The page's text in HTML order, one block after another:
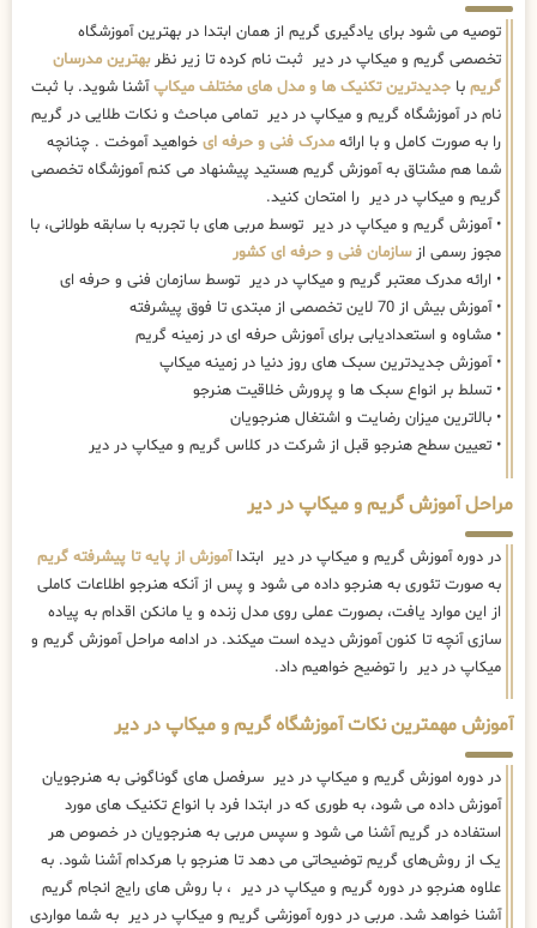
توصیه می شود برای یادگیری گریم از همان ابتدا در بهترین آموزشگاه
تخصصی گریم و میکاپ در دیر ثبت نام کرده تا زیر نظربهترین مدرسان
گریم با جدیدترین تکنیک ها و مدل های مختلف میکاپآشنا شوید. با ثبت
نام در آموزشگاه گریم و میکاپ در دیر تمامی مباحث و نکات طلایی در گریم
را به صورت کامل و با ارائه مدرک فنی و حرفه ای خواهید آموخت . چنانچه
شما هم مشتاق به آموزش گریم هستید پیشنهاد می کنم آموزشگاه تخصصی
گریم و میکاپ در دیر را امتحان کنید.
• آموزش گریم و میکاپ در دیر توسط مربی های با تجربه با سابقه طولانی، با
مجوز رسمی ازسازمان فنی و حرفه ای کشور
• ارائه مدرک معتبر گریم و میکاپ در دیر توسط سازمان فنی و حرفه ای
• آموزش بیش از 70 لاین تخصصی از مبتدی تا فوق پیشرفته
• مشاوه و استعدادیابی برای آموزش حرفه ای در زمینه گریم
• آموزش جدیدترین سبک های روز دنیا در زمینه میکاپ
• تسلط بر انواع سبک ها و پرورش خلاقیت هنرجو
• بالاترین میزان رضایت و اشتغال هنرجویان
• تعیین سطح هنرجو قبل از شرکت در کلاس گریم و میکاپ در دیر
مراحل آموزش گریم و میکاپ در دیر
در دوره آموزش گریم و میکاپ در دیر ابتداآموزش از پایه تا پیشرفته گریم
به صورت تئوری به هنرجو داده می شود و پس از آنکه هنرجو اطلاعات کاملی
از این موارد یافت، بصورت عملی روی مدل زنده و یا مانکن اقدام به پیاده
سازی آنچه تا کنون آموزش دیده است میکند. در ادامه مراحل آموزش گریم و
میکاپ در دیر را توضیح خواهیم داد.
آموزش مهمترین نکات آموزشگاه گریم و میکاپ در دیر
در دوره اموزش گریم و میکاپ در دیر سرفصل های گوناگونی به هنرجویان
آموزش داده می شود، به طوری که در ابتدا فرد با انواع تکنیک های مورد
استفاده در گریم آشنا می شود و سپس مربی به هنرجویان در خصوص هر
یک از روش‌های گریم توضیحاتی می دهد تا هنرجو با هرکدام آشنا شود. به
علاوه هنرجو در دوره گریم و میکاپ در دیر ، با روش های رایج انجام گریم
آشنا خواهد شد. مربی در دوره آموزشی گریم و میکاپ در دیر به شما مواردی